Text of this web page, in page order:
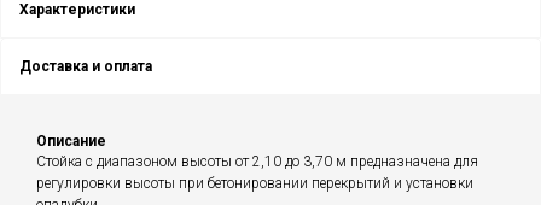
Характеристики
Доставка и оплата
Описание
Стойка с диапазоном высоты от 2,10 до 3,70 м предназначена для
регулировки высоты при бетонировании перекрытий и установки